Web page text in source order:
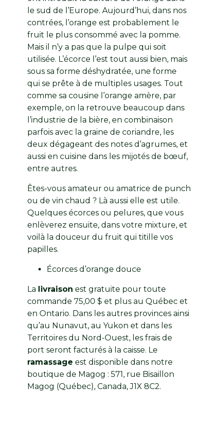
le sud de l’Europe. Aujourd’hui, dans nos
contrées, l’orange est probablement le
fruit le plus consommé avec la pomme.
Mais il n’y a pas que la pulpe qui soit
utilisée. L’écorce l’est tout aussi bien, mais
sous sa forme déshydratée, une forme
qui se prête à de multiples usages. Tout
comme sa cousine l’orange amère, par
exemple, on la retrouve beaucoup dans
l’industrie de la bière, en combinaison
parfois avec la graine de coriandre, les
deux dégageant des notes d’agrumes, et
aussi en cuisine dans les mijotés de bœuf,
entre autres.
Êtes-vous amateur ou amatrice de punch
ou de vin chaud ? Là aussi elle est utile.
Quelques écorces ou pelures, que vous
enlèverez ensuite, dans votre mixture, et
voilà la douceur du fruit qui titille vos
papilles.
Écorces d’orange douce
La livraison est gratuite pour toute
commande 75,00 $ et plus au Québec et
en Ontario. Dans les autres provinces ainsi
qu’au Nunavut, au Yukon et dans les
Territoires du Nord-Ouest, les frais de
port seront facturés à la caisse. Le
ramassage est disponible dans notre
boutique de Magog : 571, rue Bisaillon
Magog (Québec), Canada, J1X 8C2.